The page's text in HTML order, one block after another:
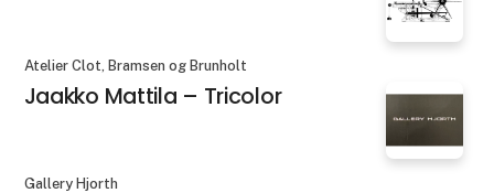
Atelier Clot, Bramsen og Brunholt
Jaakko Mattila – Tricolor
Gallery Hjorth